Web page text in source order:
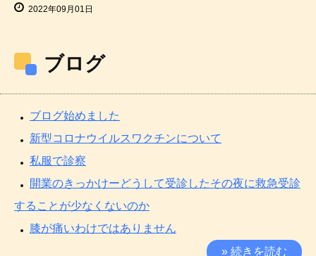
2022年09月01日
ブログ
ブログ始めました
新型コロナウイルスワクチンについて
私服で診察
開業のきっかけーどうして受診したその夜に救急受診
することが少なくないのか
膝が痛いわけではありません
» 続きを読む